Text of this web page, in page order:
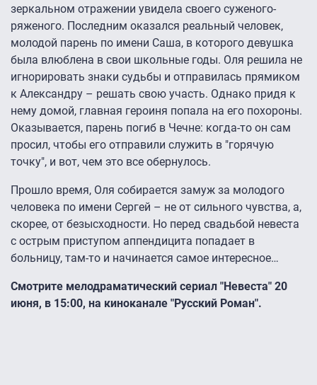
зеркальном отражении увидела своего суженого-
ряженого. Последним оказался реальный человек,
молодой парень по имени Саша, в которого девушка
была влюблена в свои школьные годы. Оля решила не
игнорировать знаки судьбы и отправилась прямиком
к Александру – решать свою участь. Однако придя к
нему домой, главная героиня попала на его похороны.
Оказывается, парень погиб в Чечне: когда-то он сам
просил, чтобы его отправили служить в "горячую
точку", и вот, чем это все обернулось.
Прошло время, Оля собирается замуж за молодого
человека по имени Сергей – не от сильного чувства, а,
скорее, от безысходности. Но перед свадьбой невеста
с острым приступом аппендицита попадает в
больницу, там-то и начинается самое интересное…
Смотрите мелодраматический сериал "Невеста" 20
июня, в 15:00, на киноканале "Русский Роман".